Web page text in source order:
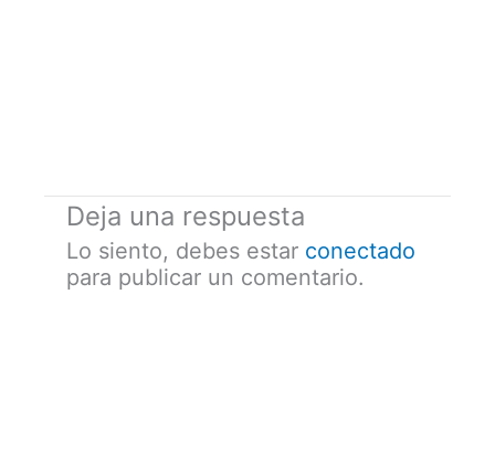
Deja una respuesta
Lo siento, debes estar conectado
para publicar un comentario.